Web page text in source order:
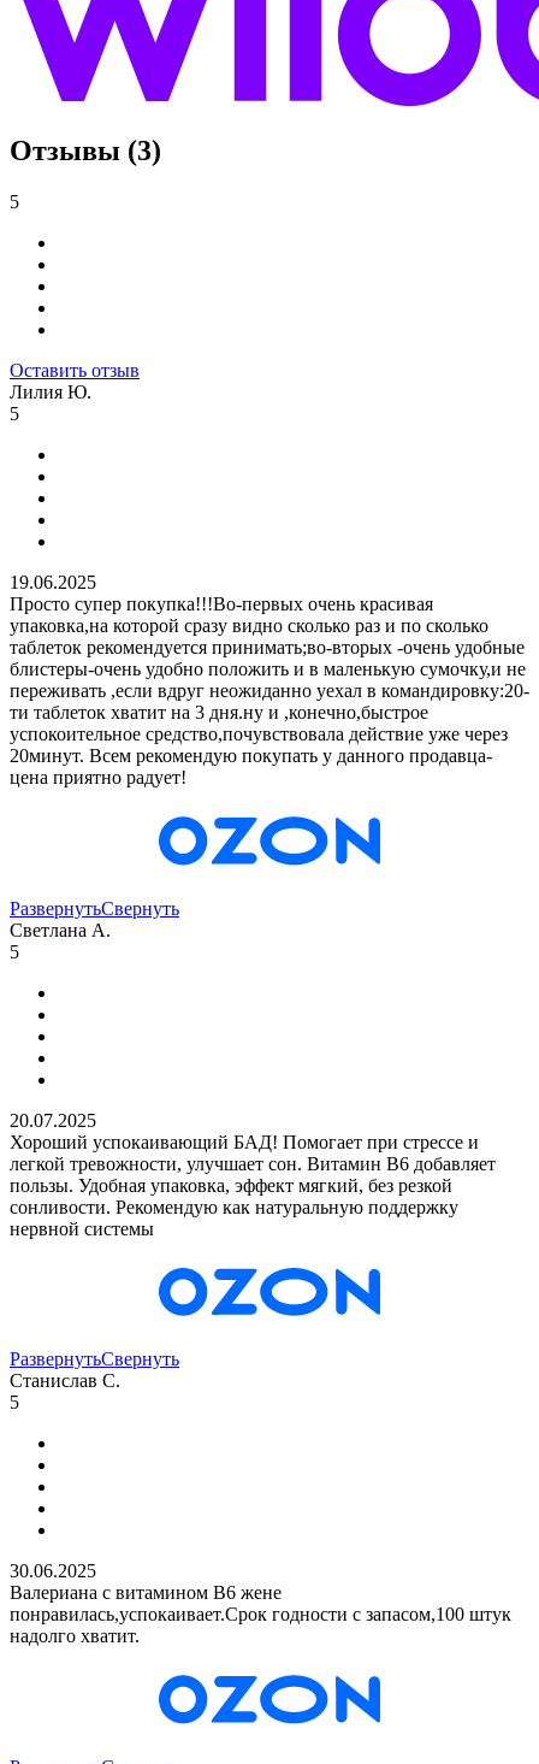
Отзывы (3)
5
Оставить отзыв
Лилия Ю.
5
19.06.2025
Просто супер покупка!!!Во-первых очень красивая
упаковка,на которой сразу видно сколько раз и по сколько
таблеток рекомендуется принимать;во-вторых -очень удобные
блистеры-очень удобно положить и в маленькую сумочку,и не
переживать ,если вдруг неожиданно уехал в командировку:20-
ти таблеток хватит на 3 дня.ну и ,конечно,быстрое
успокоительное средство,почувствовала действие уже через
20минут. Всем рекомендую покупать у данного продавца-
цена приятно радует!
РазвернутьСвернуть
Светлана А.
5
20.07.2025
Хороший успокаивающий БАД! Помогает при стрессе и
легкой тревожности, улучшает сон. Витамин B6 добавляет
пользы. Удобная упаковка, эффект мягкий, без резкой
сонливости. Рекомендую как натуральную поддержку
нервной системы
РазвернутьСвернуть
Станислав С.
5
30.06.2025
Валериана с витамином В6 жене
понравилась,успокаивает.Срок годности с запасом,100 штук
надолго хватит.